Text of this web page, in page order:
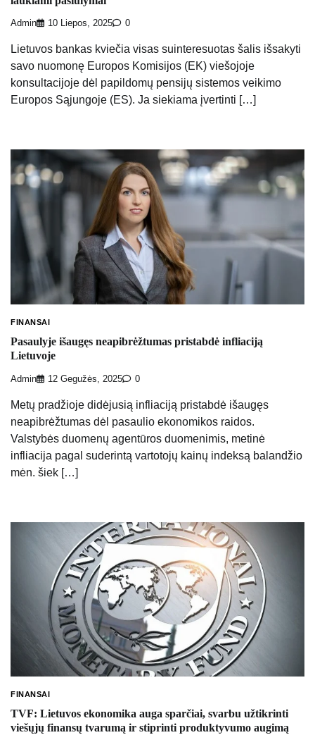
Admin 10 Liepos, 2025 0
Lietuvos bankas kviečia visas suinteresuotas šalis išsakyti
savo nuomonę Europos Komisijos (EK) viešojoje
konsultacijoje dėl papildomų pensijų sistemos veikimo
Europos Sąjungoje (ES). Ja siekiama įvertinti […]
FINANSAI
Pasaulyje išaugęs neapibrėžtumas pristabdė infliaciją
Lietuvoje
Admin 12 Gegužės, 2025 0
Metų pradžioje didėjusią infliaciją pristabdė išaugęs
neapibrėžtumas dėl pasaulio ekonomikos raidos.
Valstybės duomenų agentūros duomenimis, metinė
infliacija pagal suderintą vartotojų kainų indeksą balandžio
mėn. šiek […]
FINANSAI
TVF: Lietuvos ekonomika auga sparčiai, svarbu užtikrinti
viešųjų finansų tvarumą ir stiprinti produktyvumo augimą